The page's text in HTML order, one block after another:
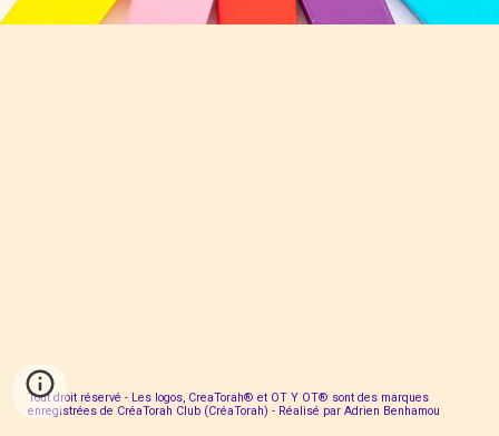
Tout droit réservé - Les logos, CreaTorah® et OT Y OT® sont des marques
enregistrées de CréaTorah Club (CréaTorah) - Réalisé par Adrien Benhamou